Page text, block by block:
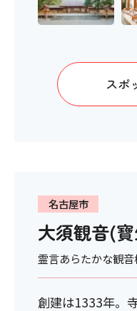
スポ
名古屋市
大須観音(
霊言あらたかな観音
創建は1333年。